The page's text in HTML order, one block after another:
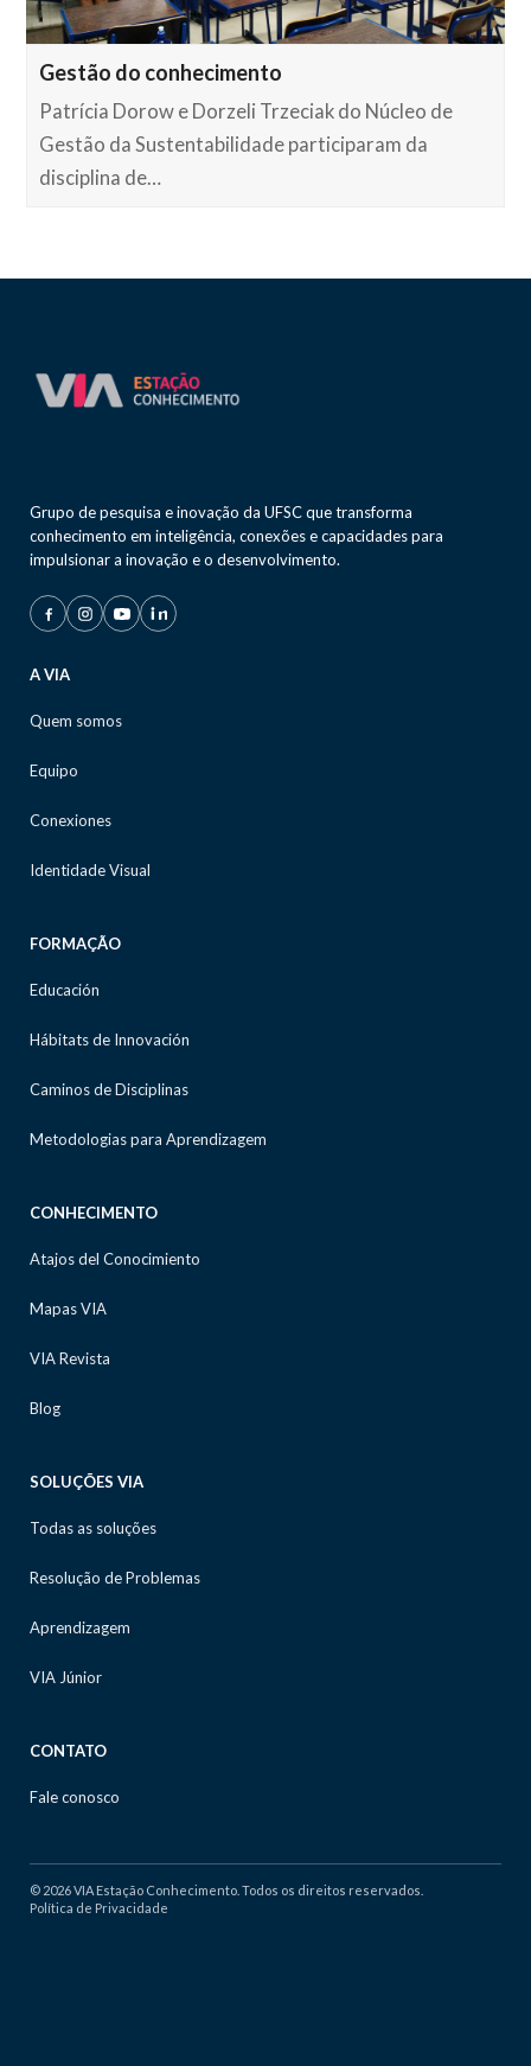
Gestão do conhecimento
Patrícia Dorow e Dorzeli Trzeciak do Núcleo de
Gestão da Sustentabilidade participaram da
disciplina de…
Grupo de pesquisa e inovação da UFSC que transforma
conhecimento em inteligência, conexões e capacidades para
impulsionar a inovação e o desenvolvimento.
A VIA
Quem somos
Equipo
Conexiones
Identidade Visual
FORMAÇÃO
Educación
Hábitats de Innovación
Caminos de Disciplinas
Metodologias para Aprendizagem
CONHECIMENTO
Atajos del Conocimiento
Mapas VIA
VIA Revista
Blog
SOLUÇÕES VIA
Todas as soluções
Resolução de Problemas
Aprendizagem
VIA Júnior
CONTATO
Fale conosco
© 2026 VIA Estação Conhecimento. Todos os direitos reservados.
Política de Privacidade